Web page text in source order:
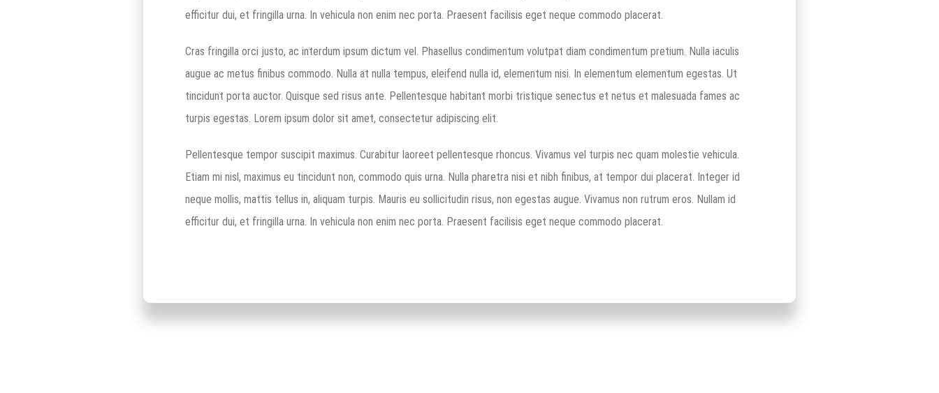
efficitur dui, et fringilla urna. In vehicula non enim nec porta. Praesent facilisis eget neque commodo placerat.
Cras fringilla orci justo, ac interdum ipsum dictum vel. Phasellus condimentum volutpat diam condimentum pretium. Nulla iaculis
augue ac metus finibus commodo. Nulla at nulla tempus, eleifend nulla id, elementum nisi. In elementum elementum egestas. Ut
tincidunt porta auctor. Quisque sed risus ante. Pellentesque habitant morbi tristique senectus et netus et malesuada fames ac
turpis egestas. Lorem ipsum dolor sit amet, consectetur adipiscing elit.
Pellentesque tempor suscipit maximus. Curabitur laoreet pellentesque rhoncus. Vivamus vel turpis nec quam molestie vehicula.
Etiam mi nisl, maximus eu tincidunt non, commodo quis urna. Nulla pharetra nisi et nibh finibus, at tempor dui placerat. Integer id
neque mollis, mattis tellus in, aliquam turpis. Mauris eu sollicitudin risus, non egestas augue. Vivamus non rutrum eros. Nullam id
efficitur dui, et fringilla urna. In vehicula non enim nec porta. Praesent facilisis eget neque commodo placerat.